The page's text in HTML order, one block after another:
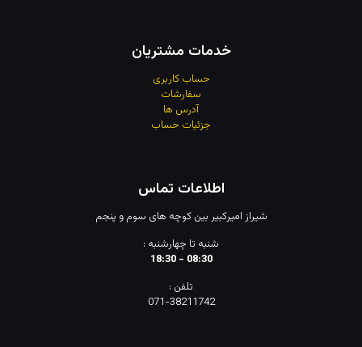
خدمات مشتریان
حساب کاربری
سفارشات
آدرس ها
جزئیات حساب
اطلاعات تماس
شیراز امیرکبیر بین کوچه های سوم و پنجم
شنبه تا چهارشنبه :
08:30 - 18:30
تلفن :
071-38211742